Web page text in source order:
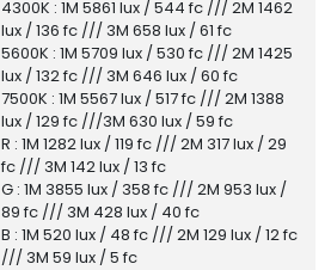
4300K : 1M 5861 lux / 544 fc /// 2M 1462
lux / 136 fc /// 3M 658 lux / 61 fc
5600K : 1M 5709 lux / 530 fc /// 2M 1425
lux / 132 fc /// 3M 646 lux / 60 fc
7500K : 1M 5567 lux / 517 fc /// 2M 1388
lux / 129 fc ///3M 630 lux / 59 fc
R : 1M 1282 lux / 119 fc /// 2M 317 lux / 29
fc /// 3M 142 lux / 13 fc
G : 1M 3855 lux / 358 fc /// 2M 953 lux /
89 fc /// 3M 428 lux / 40 fc
B : 1M 520 lux / 48 fc /// 2M 129 lux / 12 fc
/// 3M 59 lux / 5 fc